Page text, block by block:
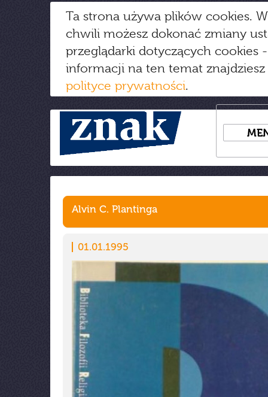
Ta strona używa plików cookies.
chwili możesz dokonać zmiany
przeglądarki dotyczących cookies
informacji na ten temat
polityce prywatności.
Alvin C. Plantinga
01.01.1995